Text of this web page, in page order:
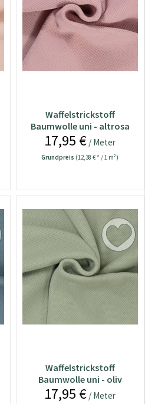
Waffelstrickstoff
Baumwolle uni - altrosa
17,95 € / Meter
Grundpreis (12,38 € * / 1 m²)
Waffelstrickstoff
Baumwolle uni - oliv
17,95 € / Meter